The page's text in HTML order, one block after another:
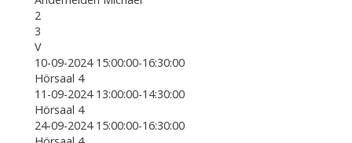
2
3
V
10-09-2024 15:00:00-16:30:00
Hörsaal 4
11-09-2024 13:00:00-14:30:00
Hörsaal 4
24-09-2024 15:00:00-16:30:00